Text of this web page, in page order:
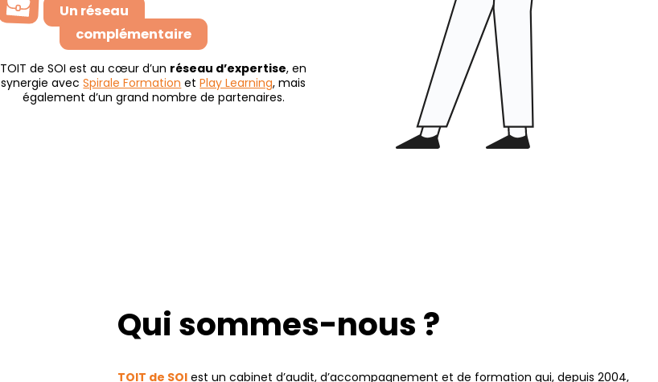
Un réseau
complémentaire
TOIT de SOI est au cœur d’un réseau d’expertise, en
synergie avecSpirale Formation etPlay Learning, mais
également d’un grand nombre de partenaires.
Qui sommes-nous ?
TOIT de SOI est un cabinet d’audit, d’accompagnement et de formation qui, depuis 2004,